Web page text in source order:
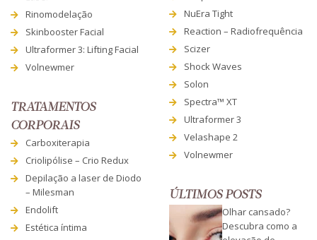
Rinomodelação
Skinbooster Facial
Ultraformer 3: Lifting Facial
Volnewmer
TRATAMENTOS
CORPORAIS
Carboxiterapia
Criolipólise – Crio Redux
Depilação a laser de Diodo
– Milesman
Endolift
Estética íntima
NuEra Tight
Reaction – Radiofrequência
Scizer
Shock Waves
Solon
Spectra™ XT
Ultraformer 3
Velashape 2
Volnewmer
ÚLTIMOS POSTS
Olhar cansado?
Descubra como a